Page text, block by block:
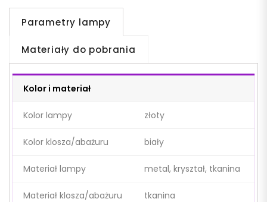
Parametry lampy
Materiały do pobrania
Kolor i materiał
Kolor lampy złoty
Kolor klosza/abażuru biały
Materiał lampy metal, kryształ, tkanina
Materiał klosza/abażuru tkanina